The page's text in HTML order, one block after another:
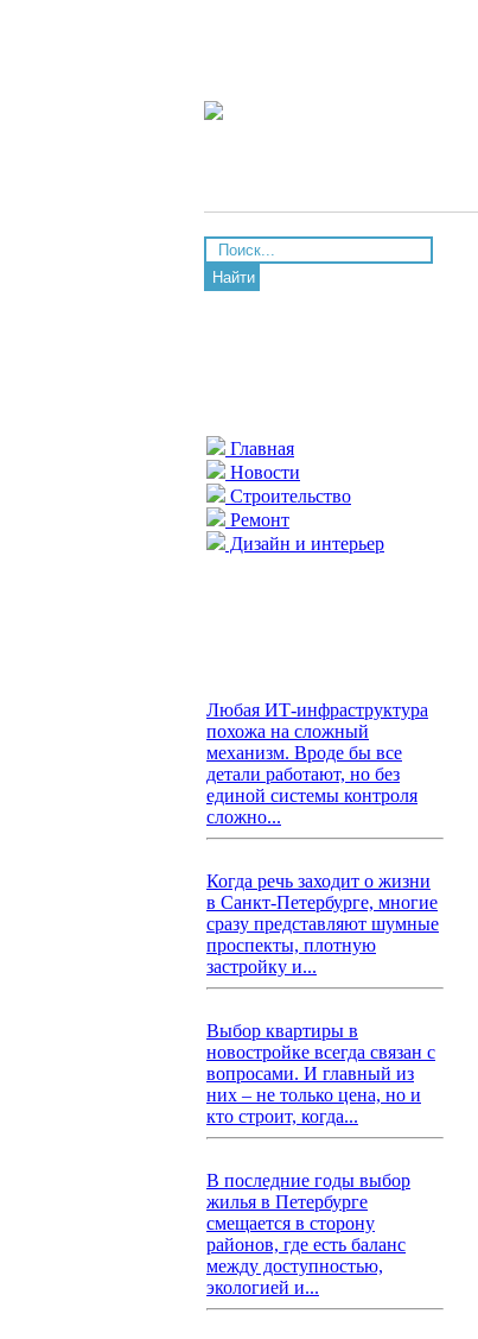
Найти
Главная
Новости
Строительство
Ремонт
Дизайн и интерьер
Любая ИТ-инфраструктура
похожа на сложный
механизм. Вроде бы все
детали работают, но без
единой системы контроля
сложно...
Когда речь заходит о жизни
в Санкт-Петербурге, многие
сразу представляют шумные
проспекты, плотную
застройку и...
Выбор квартиры в
новостройке всегда связан с
вопросами. И главный из
них – не только цена, но и
кто строит, когда...
В последние годы выбор
жилья в Петербурге
смещается в сторону
районов, где есть баланс
между доступностью,
экологией и...